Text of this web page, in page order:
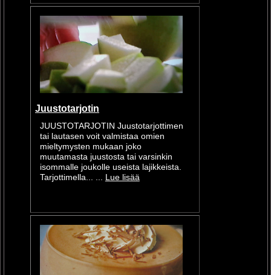
Juustotarjotin
JUUSTOTARJOTIN Juustotarjottimen
tai lautasen voit valmistaa omien
mieltymysten mukaan joko
muutamasta juustosta tai varsinkin
isommalle joukolle useista lajikkeista.
Tarjottimella... ... Lue lisää